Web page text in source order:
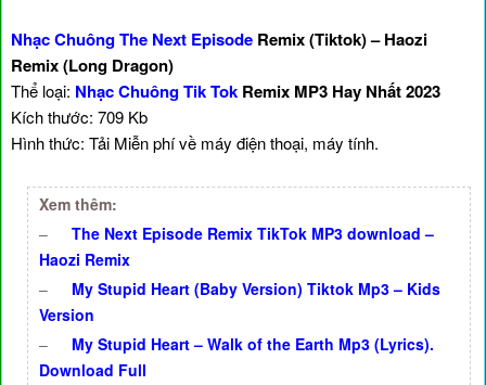
Nhạc Chuông The Next Episode Remix (Tiktok) – Haozi
Remix (Long Dragon)
Thể loại: Nhạc Chuông Tik Tok Remix MP3 Hay Nhất 2023
Kích thước: 709 Kb
Hình thức: Tải Miễn phí về máy điện thoại, máy tính.
Xem thêm:
–
The Next Episode Remix TikTok MP3 download –
Haozi Remix
–
My Stupid Heart (Baby Version) Tiktok Mp3 – Kids
Version
–
My Stupid Heart – Walk of the Earth Mp3 (Lyrics).
Download Full